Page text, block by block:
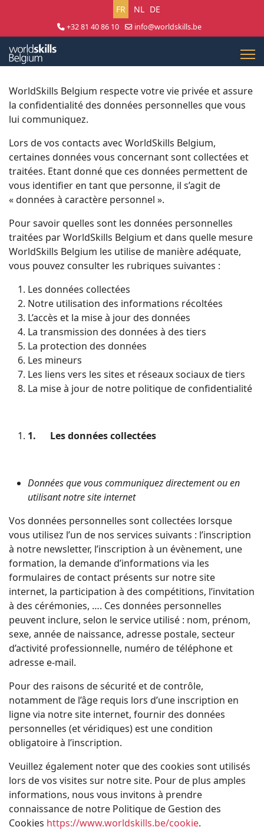
Sélectionnez votre langue
FR NL DE
+32 81 40 86 10
info@worldskills.be
WorldSkills Belgium respecte votre vie privée et assure
la confidentialité des données personnelles que vous
lui communiquez.
Lors de vos contacts avec WorldSkills Belgium,
certaines données vous concernant sont collectées et
traitées. Etant donné que ces données permettent de
vous identifier en tant que personne, il s’agit de
« données à caractère personnel ».
Pour savoir quelles sont les données personnelles
traitées par WorldSkills Belgium et dans quelle mesure
WorldSkills Belgium les utilise de manière adéquate,
vous pouvez consulter les rubriques suivantes :
Les données collectées
Notre utilisation des informations récoltées
L’accès et la mise à jour des données
La transmission des données à des tiers
La protection des données
Les mineurs
Les liens vers les sites et réseaux sociaux de tiers
La mise à jour de notre politique de confidentialité
1. Les données collectées
Données que vous communiquez directement ou en
utilisant notre site internet
Vos données personnelles sont collectées lorsque
vous utilisez l’un de nos services suivants : l’inscription
à notre newsletter, l’inscription à un évènement, une
formation, la demande d’informations via les
formulaires de contact présents sur notre site
internet, la participation à des compétitions, l’invitation
à des cérémonies, …. Ces données personnelles
peuvent inclure, selon le service utilisé : nom, prénom,
sexe, année de naissance, adresse postale, secteur
d’activité professionnelle, numéro de téléphone et
adresse e-mail.
Pour des raisons de sécurité et de contrôle,
notamment de l’âge requis lors d’une inscription en
ligne via notre site internet, fournir des données
personnelles (et véridiques) est une condition
obligatoire à l’inscription.
Veuillez également noter que des cookies sont utilisés
lors de vos visites sur notre site. Pour de plus amples
informations, nous vous invitons à prendre
connaissance de notre Politique de Gestion des
Cookies https://www.worldskills.be/cookie.